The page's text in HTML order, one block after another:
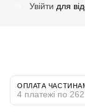
Увійти для
ОПЛАТА
4 платежі по